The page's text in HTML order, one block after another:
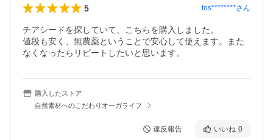
5 tos********さん
チアシードを探していて、こちらを購入しました。
値段も安く、無農薬ということで安心して使えます。また
なくなったらリピートしたいと思います。
購入したストア
自然素材へのこだわりオーガライフ
違反報告 いいね 0